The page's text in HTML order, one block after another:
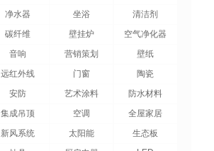
净水器 坐浴
清洁剂
碳纤维 壁挂炉
空气净化器
音响 营销策划
壁纸
远红外线 门窗
陶瓷
安防 艺术涂料
防水材料
集成吊顶 空调
全屋家居
新风系统 太阳能
生态板